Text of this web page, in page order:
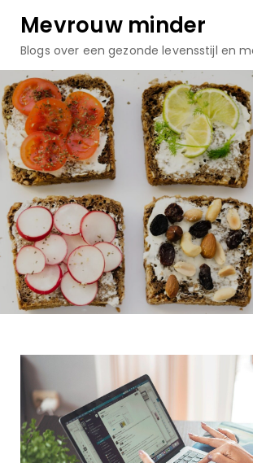
content
Mevrouw minder
Blogs over een gezonde levensstijl en